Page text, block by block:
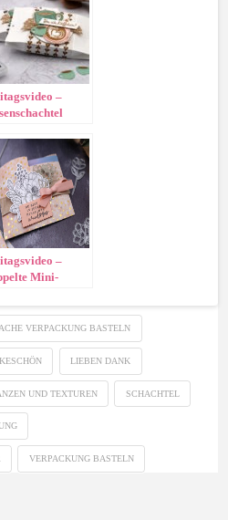
–
–
Mini-
VERPACKUNG BASTELN
LIEBEN DANK
UND TEXTUREN SCHACHTEL
VERPACKUNG BASTELN